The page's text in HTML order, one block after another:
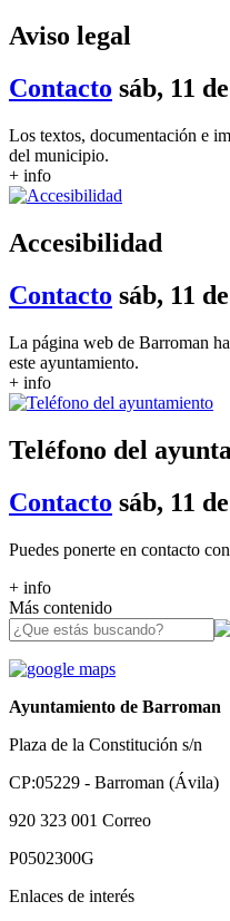
Aviso legal
Contacto sáb, 11
Los textos, documentación e
del municipio.
+ info
Accesibilidad
Contacto sáb, 11
La página web de Barroman
este ayuntamiento.
+ info
Teléfono del
Contacto sáb, 11
Puedes ponerte en contacto
+ info
Más contenido
Ayuntamiento de Barroman
Plaza de la Constitución s/n
CP:05229 - Barroman (Ávila)
920 323 001 Correo
P0502300G
Enlaces de interés